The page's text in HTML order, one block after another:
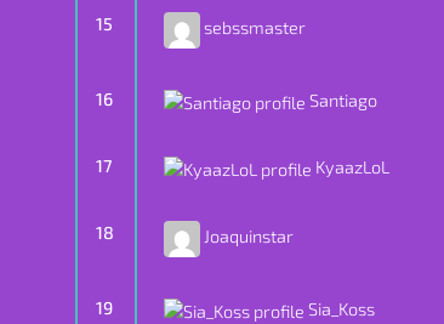
15 sebssmaster
16 Santiago
17 KyaazLoL
18 Joaquinstar
19 Sia_Koss